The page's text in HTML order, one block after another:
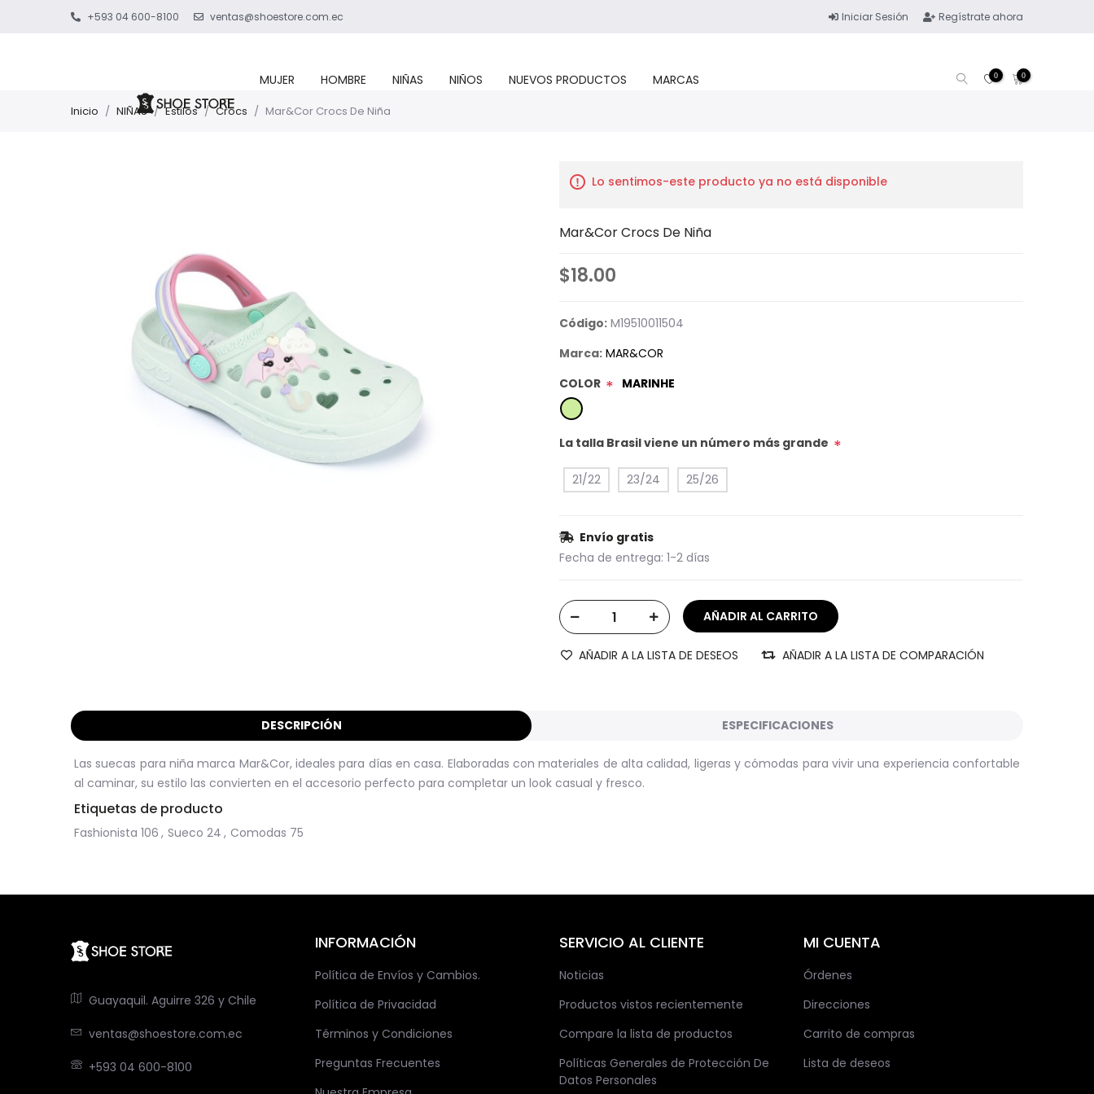
+593 04 600-8100 ventas@shoestore.com.ec Iniciar Sesión Regístrate ahora
MUJER HOMBRE NIÑAS NIÑOS NUEVOS PRODUCTOS MARCAS 0 0
Inicio / NIÑAS / Estilos / Crocs / Mar&Cor Crocs De Niña
Lo sentimos-este producto ya no está disponible
Mar&Cor Crocs De Niña
$18.00
Código: M19510011504
Marca: MAR&COR
COLOR * MARINHE
La talla Brasil viene un número más grande *
21/22 23/24 25/26
Envío gratis
Fecha de entrega: 1-2 días
AÑADIR A LA LISTA DE DESEOS AÑADIR A LA LISTA DE COMPARACIÓN
DESCRIPCIÓN ESPECIFICACIONES
Las suecas para niña marca Mar&Cor, ideales para días en casa. Elaboradas con materiales de alta calidad, ligeras y cómodas para vivir una experiencia confortable
al caminar, su estilo las convierten en el accesorio perfecto para completar un look casual y fresco.
Etiquetas de producto
Fashionista 106 , Sueco 24 , Comodas 75
Guayaquil. Aguirre 326 y Chile
ventas@shoestore.com.ec
+593 04 600-8100
INFORMACIÓN
Política de Envíos y Cambios.
Política de Privacidad
Términos y Condiciones
Preguntas Frecuentes
SERVICIO AL CLIENTE
Noticias
Productos vistos recientemente
Compare la lista de productos
Políticas Generales de Protección De
Datos Personales
MI CUENTA
Órdenes
Direcciones
Carrito de compras
Lista de deseos